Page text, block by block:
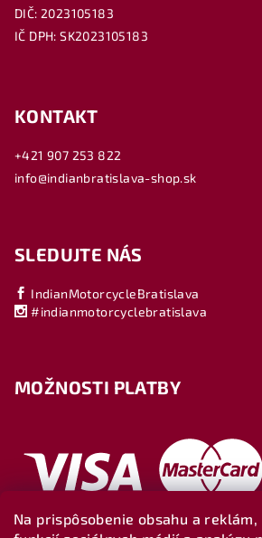
Na prispôsobenie obsahu a
DIČ: 2023105183
IČ DPH: SK2023105183
KONTAKT
+421 907 253 822
info@indianbratislava-shop.sk
SLEDUJTE NÁS
IndianMotorcycleBratislava
#indianmotorcyclebratislava
MOŽNOSTI PLATBY